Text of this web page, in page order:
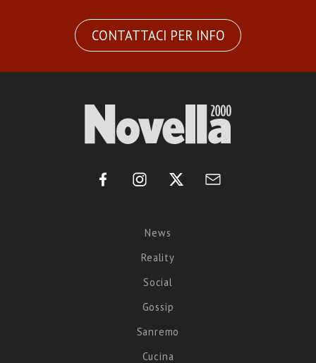
CONTATTACI PER INFO
News
Reality
Social
Gossip
Sanremo
Cucina